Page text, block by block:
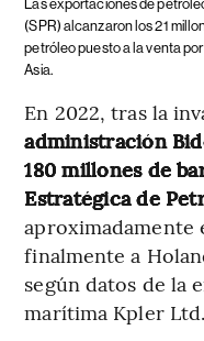
Las exportaciones de
(SPR) alcanzaron los 21
petróleo puesto a la venta
Asia.
En 2022, tras la
administración
180 millones de
Estratégica de
aproximadamente
finalmente a
según datos de la
marítima Kpler Ltd.